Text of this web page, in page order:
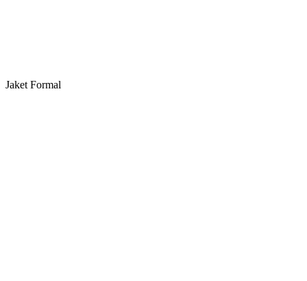
Jaket Formal